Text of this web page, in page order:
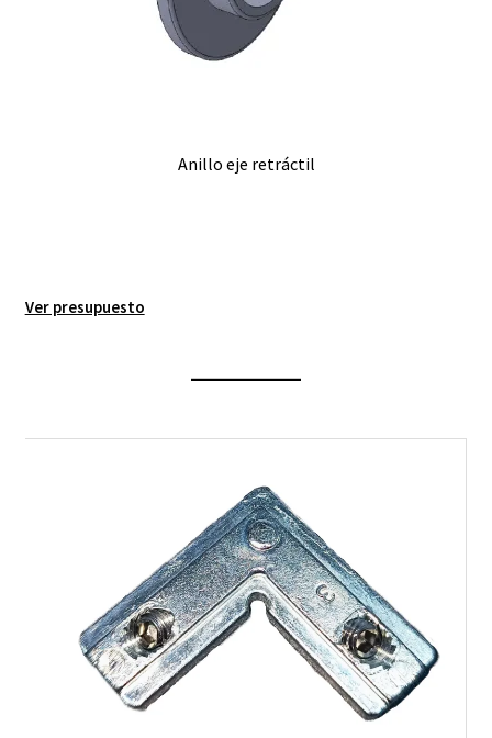
Anillo eje retráctil
Ver presupuesto